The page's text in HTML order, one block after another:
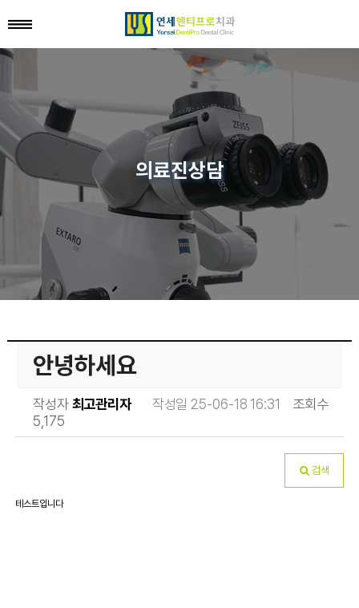
의료진상담
안녕하세요
작성자최고관리자 작성일 25-06-18 16:31 조회수
5,175
검색
테스트입니다